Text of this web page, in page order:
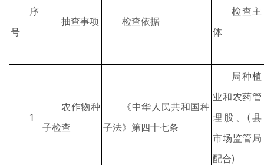
序
号
抽查事项 检查依据
检查主
体
1
农作物种
子检查
《中华人民共和国种
子法》第四十七条
局种植
业和农药管
理股、(县
市场监管局
配合)